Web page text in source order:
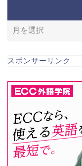
スポンサーリンク